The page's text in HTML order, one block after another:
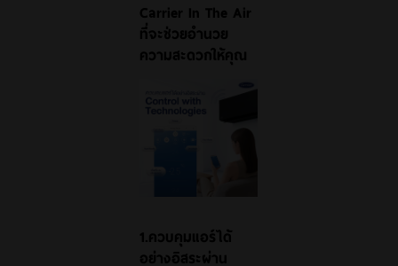
Carrier In The Air
ที่จะช่วยอำนวย
ความสะดวกให้คุณ
1.ควบคุมแอร์ได้
อย่างอิสระผ่าน